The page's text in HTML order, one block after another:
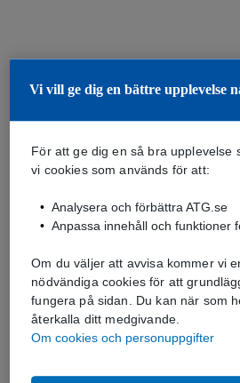
Vi vill ge dig en bättre upplevelse
För att ge dig en så bra upplevelse
vi cookies som används för att:
Analysera och förbättra ATG.se
Anpassa innehåll och funktioner
Om du väljer att avvisa kommer vi
nödvändiga cookies för att
fungera på sidan. Du kan när som
återkalla ditt medgivande.
Om cookies och personuppgifter